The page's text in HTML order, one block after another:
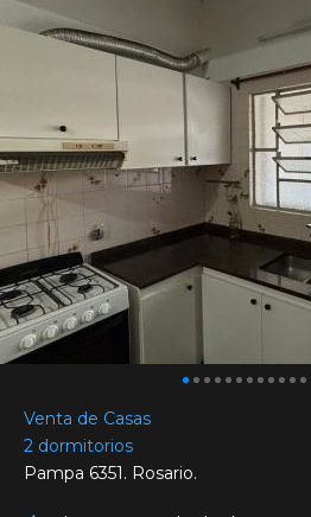
Venta de Casas
2 dormitorios
Pampa 6351. Rosario.